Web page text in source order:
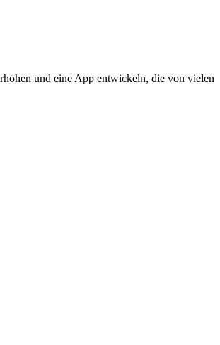
und eine App entwickeln, die von vielen